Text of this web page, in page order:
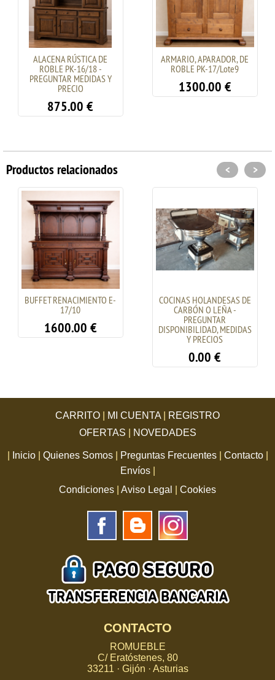
ALACENA RÚSTICA DE
ROBLE PK-16/18 -
PREGUNTAR MEDIDAS Y
PRECIO
875.00 €
ARMARIO, APARADOR, DE
ROBLE PK-17/Lote9
1300.00 €
Productos relacionados
BUFFET RENACIMIENTO E-
17/10
1600.00 €
COCINAS HOLANDESAS DE
CARBÓN O LEÑA -
PREGUNTAR
DISPONIBILIDAD, MEDIDAS
Y PRECIOS
0.00 €
< >
CARRITO MI CUENTA
REGISTRO
OFERTAS
NOVEDADES
Inicio Quienes Somos Preguntas Frecuentes Contacto
Envíos
Condiciones
Aviso Legal Cookies
CONTACTO
ROMUEBLE
C/ Eratóstenes, 80
33211 · Gijón · Asturias